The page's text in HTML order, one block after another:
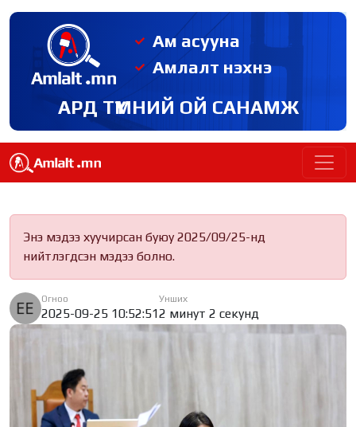
Ам асууна
Амлалт нэхнэ
АРД ТҮМНИЙ ОЙ САНАМЖ
Энэ мэдээ хуучирсан буюу 2025/09/25-нд
нийтлэгдсэн мэдээ болно.
Огноо
2025-09-25 10:52:51
Унших
2 минут 2 секунд